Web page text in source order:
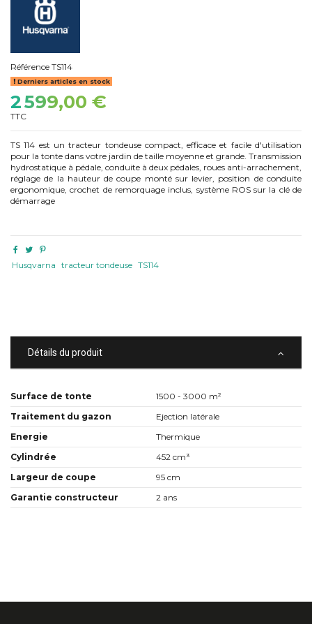
Référence TS114
Derniers articles en stock
2 599,00 €
TTC
TS 114 est un tracteur tondeuse compact, efficace et facile d'utilisation
pour la tonte dans votre jardin de taille moyenne et grande. Transmission
hydrostatique à pédale, conduite à deux pédales, roues anti-arrachement,
réglage de la hauteur de coupe monté sur levier, position de conduite
ergonomique, crochet de remorquage inclus, système ROS sur la clé de
démarrage
Husqvarna tracteur tondeuse TS114
Détails du produit
Surface de tonte
1500 - 3000 m²
Traitement du gazon
Ejection latérale
Energie
Thermique
Cylindrée
452 cm³
Largeur de coupe
95 cm
Garantie constructeur
2 ans